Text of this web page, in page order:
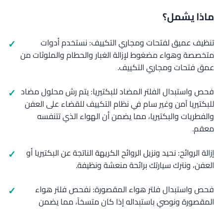
ماذا يشمل؟
تنظيف عميق لفتحات ومجاري التكييف: نستخدم أدوات
متخصصة وهواء مضغوط لإزالة الغبار والحطام والملوثات من
عمق فتحات ومجاري التكييف.
فحص واستبدال الفلتر المضاد للبكتيريا: يتم رش محلول مضاد
للبكتيريا آمن وغير سام في نظام التكييف للقضاء على العفن
والفطريات والبكتيريا، مما يضمن أن الهواء الذي تتنفسه
معقم.
إزالة الروائح: نحيد ونزيل الروائح الكريهة الناتجة عن البكتيريا أو
العفن، ونترك سيارتك برائحة منعشة ونظيفة.
فحص واستبدال فلتر هواء المقصورة: نفحص فلتر هواء
المقصورة ونوصي باستبداله إذا كان متسخاً، مما يضمن